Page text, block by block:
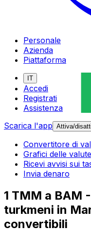
Personale
Azienda
Piattaforma
IT
Accedi
Registrati
Assistenza
Scarica l'app Attiva/
Convertitore di
Grafici delle valute
Ricevi avvisi sui
Invia denaro
1 TMM a BAM
turkmeni in
convertibili